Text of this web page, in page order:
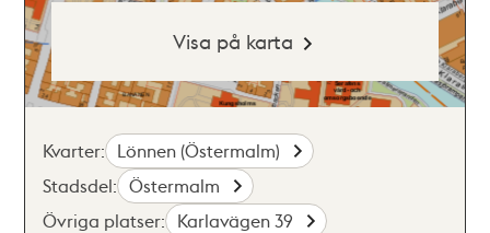
Visa på karta
Kvarter: Lönnen (Östermalm)
Stadsdel: Östermalm
Övriga platser: Karlavägen 39